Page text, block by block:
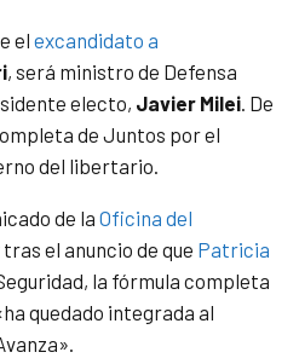
elexcandidato a
, será ministro de Defensa
electo, Javier Milei. De
de Juntos por el
del libertario.
de la Oficina del
tras el anuncio de que Patricia
la fórmula completa
quedado integrada al